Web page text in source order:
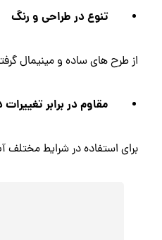
تنوع در طراحی و رنگ
از طرح های ساده و مینیمال
مقاوم در برابر تغییرات
برای استفاده در شرایط